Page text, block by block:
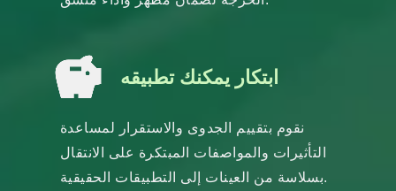
ابتكار يمكنك تطبيقه
نقوم بتقييم الجدوى والاستقرار لمساعدة
التأثيرات والمواصفات المبتكرة على الانتقال
بسلاسة من العينات إلى التطبيقات الحقيقية.